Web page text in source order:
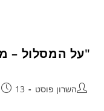
"על המסלול –
השרון פוסט 13 במרץ 2014